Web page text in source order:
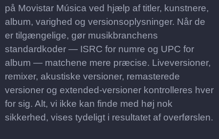
på Movistar Música ved hjælp af titler, kunstnere,
album, varighed og versionsoplysninger. Når de
er tilgængelige, gør musikbranchens
standardkoder — ISRC for numre og UPC for
album — matchene mere præcise. Liveversioner,
remixer, akustiske versioner, remasterede
versioner og extended-versioner kontrolleres hver
for sig. Alt, vi ikke kan finde med høj nok
sikkerhed, vises tydeligt i resultatet af overførslen.